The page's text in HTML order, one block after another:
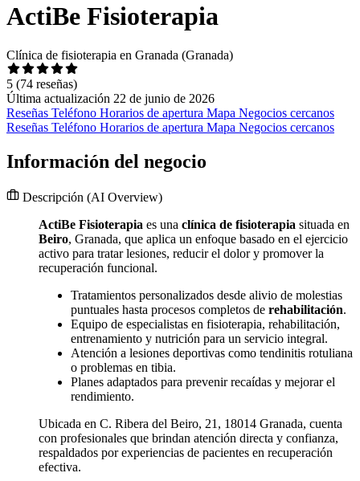
ActiBe Fisioterapia
Clínica de fisioterapia en Granada (Granada)
5 (74 reseñas)
Última actualización 22 de junio de 2026
Reseñas Teléfono Horarios de apertura Mapa Negocios cercanos
Reseñas Teléfono Horarios de apertura Mapa Negocios cercanos
Información del negocio
Descripción (AI Overview)
ActiBe Fisioterapia es una clínica de fisioterapia situada en
Beiro, Granada, que aplica un enfoque basado en el ejercicio
activo para tratar lesiones, reducir el dolor y promover la
recuperación funcional.
Tratamientos personalizados desde alivio de molestias
puntuales hasta procesos completos de rehabilitación.
Equipo de especialistas en fisioterapia, rehabilitación,
entrenamiento y nutrición para un servicio integral.
Atención a lesiones deportivas como tendinitis rotuliana
o problemas en tibia.
Planes adaptados para prevenir recaídas y mejorar el
rendimiento.
Ubicada en C. Ribera del Beiro, 21, 18014 Granada, cuenta
con profesionales que brindan atención directa y confianza,
respaldados por experiencias de pacientes en recuperación
efectiva.